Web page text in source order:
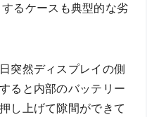
するケースも典型的な劣
突然ディスプレイの側
ると内部のバッテリー
し上げて隙間ができて